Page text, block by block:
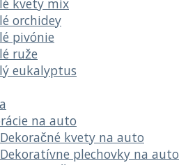
orchidey
pivónie
ruže
eukalyptus
na auto
Dekoračné kvety na auto
Dekoratívne plechovky na auto